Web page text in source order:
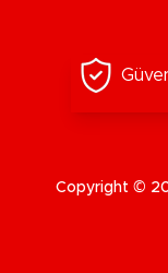
Copyright ©